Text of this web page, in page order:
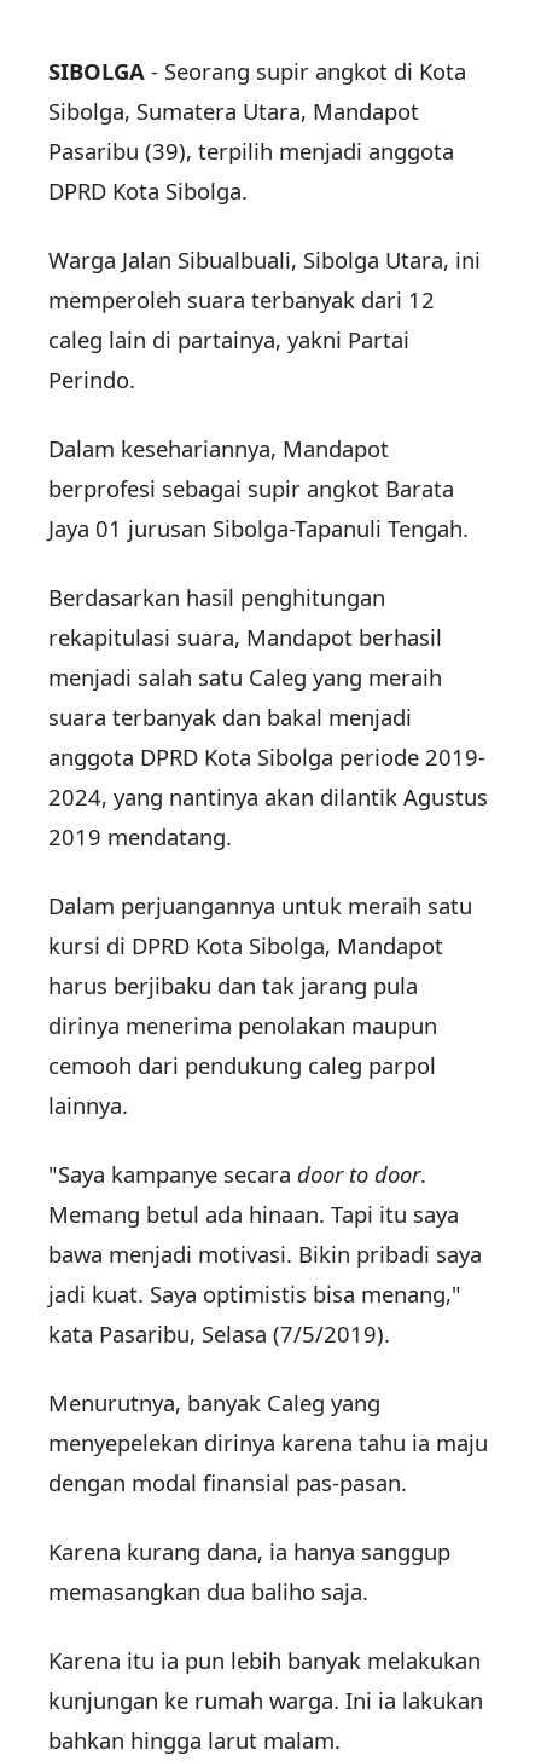
SIBOLGA - Seorang supir angkot di Kota
Sibolga, Sumatera Utara, Mandapot
Pasaribu (39), terpilih menjadi anggota
DPRD Kota Sibolga.
Warga Jalan Sibualbuali, Sibolga Utara, ini
memperoleh suara terbanyak dari 12
caleg lain di partainya, yakni Partai
Perindo.
Dalam kesehariannya, Mandapot
berprofesi sebagai supir angkot Barata
Jaya 01 jurusan Sibolga-Tapanuli Tengah.
Berdasarkan hasil penghitungan
rekapitulasi suara, Mandapot berhasil
menjadi salah satu Caleg yang meraih
suara terbanyak dan bakal menjadi
anggota DPRD Kota Sibolga periode 2019-
2024, yang nantinya akan dilantik Agustus
2019 mendatang.
Dalam perjuangannya untuk meraih satu
kursi di DPRD Kota Sibolga, Mandapot
harus berjibaku dan tak jarang pula
dirinya menerima penolakan maupun
cemooh dari pendukung caleg parpol
lainnya.
"Saya kampanye secara door to door.
Memang betul ada hinaan. Tapi itu saya
bawa menjadi motivasi. Bikin pribadi saya
jadi kuat. Saya optimistis bisa menang,"
kata Pasaribu, Selasa (7/5/2019).
Menurutnya, banyak Caleg yang
menyepelekan dirinya karena tahu ia maju
dengan modal finansial pas-pasan.
Karena kurang dana, ia hanya sanggup
memasangkan dua baliho saja.
Karena itu ia pun lebih banyak melakukan
kunjungan ke rumah warga. Ini ia lakukan
bahkan hingga larut malam.